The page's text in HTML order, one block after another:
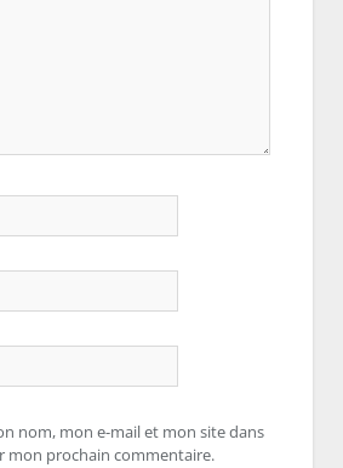
nom, mon e-mail et mon site dans
mon prochain commentaire.